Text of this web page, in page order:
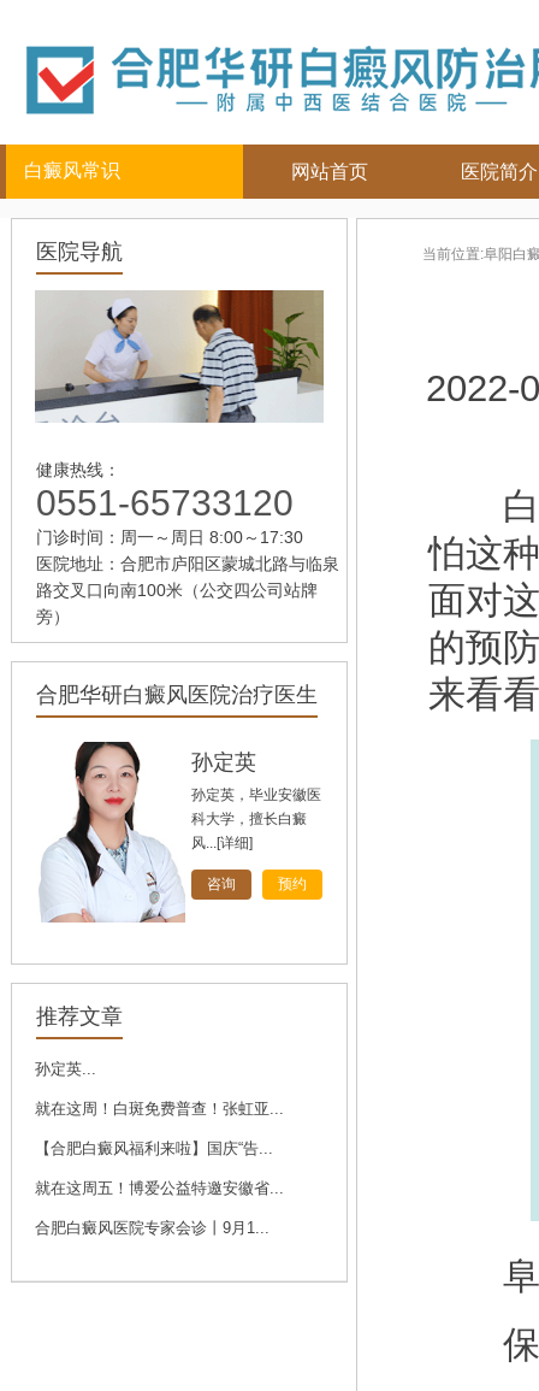
白癜风常识
儿童
女性
老年
头部
背部
网站首页 医院简介
医院导航
健康热线：
0551-65733120
门诊时间：周一～周日 8:00～17:30
医院地址：合肥市庐阳区蒙城北路与临泉
路交叉口向南100米（公交四公司站牌
旁）
合肥华研白癜风医院治疗医生
孙定英
孙定英，毕业安徽医
科大学，擅长白癜
风...[详细]
咨询 预约
高汝辉
刘斌，中共党员，毕
业于华中科技大学
推荐文章
孙定英...
就在这周！白斑免费普查！张虹亚...
【合肥白癜风福利来啦】国庆“告...
就在这周五！博爱公益特邀安徽省...
合肥白癜风医院专家会诊丨9月1...
当前位置:阜阳白
2022-
白癜
怕这
面对
的预
来看看
阜
保